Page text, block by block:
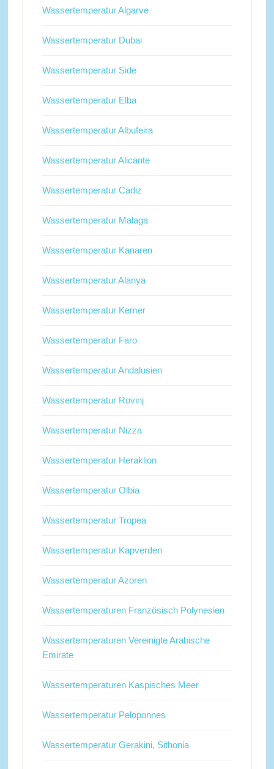
Wassertemperatur Algarve
Wassertemperatur Dubai
Wassertemperatur Side
Wassertemperatur Elba
Wassertemperatur Albufeira
Wassertemperatur Alicante
Wassertemperatur Cadiz
Wassertemperatur Malaga
Wassertemperatur Kanaren
Wassertemperatur Alanya
Wassertemperatur Kemer
Wassertemperatur Faro
Wassertemperatur Andalusien
Wassertemperatur Rovinj
Wassertemperatur Nizza
Wassertemperatur Heraklion
Wassertemperatur Olbia
Wassertemperatur Tropea
Wassertemperatur Kapverden
Wassertemperatur Azoren
Wassertemperaturen Französisch Polynesien
Wassertemperaturen Vereinigte Arabische
Emirate
Wassertemperaturen Kaspisches Meer
Wassertemperatur Peloponnes
Wassertemperatur Gerakini, Sithonia